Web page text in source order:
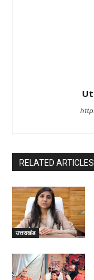
RELATED ARTICLES
उत्तराखंड